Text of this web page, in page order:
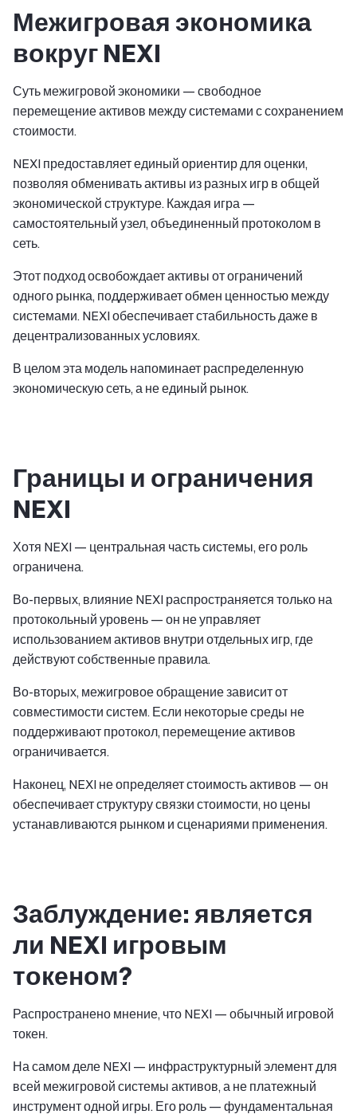
Межигровая экономика
вокруг NEXI
Суть межигровой экономики — свободное
перемещение активов между системами с сохранением
стоимости.
NEXI предоставляет единый ориентир для оценки,
позволяя обменивать активы из разных игр в общей
экономической структуре. Каждая игра —
самостоятельный узел, объединенный протоколом в
сеть.
Этот подход освобождает активы от ограничений
одного рынка, поддерживает обмен ценностью между
системами. NEXI обеспечивает стабильность даже в
децентрализованных условиях.
В целом эта модель напоминает распределенную
экономическую сеть, а не единый рынок.
Границы и ограничения
NEXI
Хотя NEXI — центральная часть системы, его роль
ограничена.
Во-первых, влияние NEXI распространяется только на
протокольный уровень — он не управляет
использованием активов внутри отдельных игр, где
действуют собственные правила.
Во-вторых, межигровое обращение зависит от
совместимости систем. Если некоторые среды не
поддерживают протокол, перемещение активов
ограничивается.
Наконец, NEXI не определяет стоимость активов — он
обеспечивает структуру связки стоимости, но цены
устанавливаются рынком и сценариями применения.
Заблуждение: является
ли NEXI игровым
токеном?
Распространено мнение, что NEXI — обычный игровой
токен.
На самом деле NEXI — инфраструктурный элемент для
всей межигровой системы активов, а не платежный
инструмент одной игры. Его роль — фундаментальная